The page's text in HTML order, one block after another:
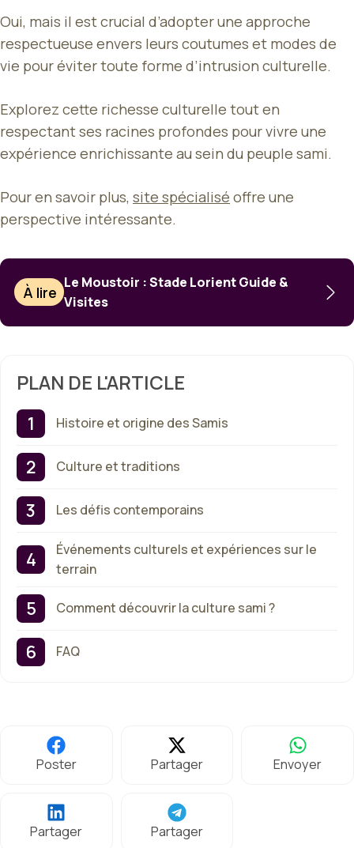
Oui, mais il est crucial d’adopter une approche
respectueuse envers leurs coutumes et modes de
vie pour éviter toute forme d’intrusion culturelle.
Explorez cette richesse culturelle tout en
respectant ses racines profondes pour vivre une
expérience enrichissante au sein du peuple sami.
Pour en savoir plus, site spécialisé offre une
perspective intéressante.
À lire
Le Moustoir : Stade Lorient Guide &
Visites
PLAN DE L'ARTICLE
Histoire et origine des Samis
Culture et traditions
Les défis contemporains
Événements culturels et expériences sur le
terrain
Comment découvrir la culture sami ?
FAQ
Poster Partager Envoyer
Partager Partager